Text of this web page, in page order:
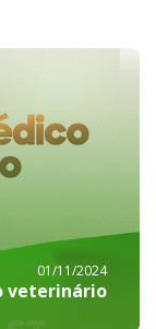
01/11/2024
veterinário